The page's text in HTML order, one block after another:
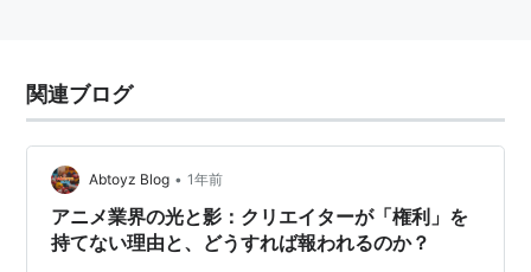
風の谷のナウシカ
どで注目を集め、現在多くの深夜アニメがこの方式で製
作されている。
このほか、出資会社のプロデューサーが集まり、作品の
関連ブログ
Abtoyz Blog • 1年前
アニメ業界の光と影：クリエイターが「権利」を
持てない理由と、どうすれば報われるのか？